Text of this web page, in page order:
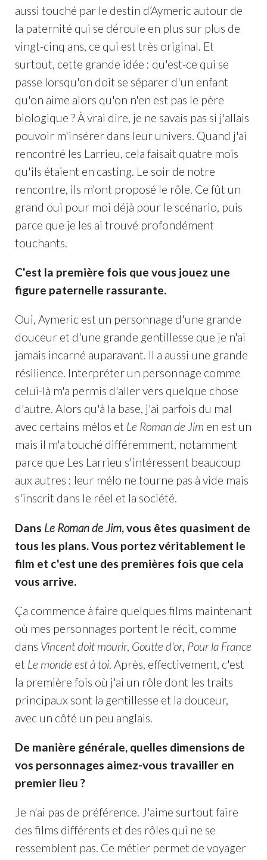
aussi touché par le destin d’Aymeric autour de
la paternité qui se déroule en plus sur plus de
vingt-cinq ans, ce qui est très original. Et
surtout, cette grande idée : qu'est-ce qui se
passe lorsqu'on doit se séparer d'un enfant
qu'on aime alors qu'on n'en est pas le père
biologique ? À vrai dire, je ne savais pas si j'allais
pouvoir m'insérer dans leur univers. Quand j'ai
rencontré les Larrieu, cela faisait quatre mois
qu'ils étaient en casting. Le soir de notre
rencontre, ils m'ont proposé le rôle. Ce fût un
grand oui pour moi déjà pour le scénario, puis
parce que je les ai trouvé profondément
touchants.
C'est la première fois que vous jouez une
figure paternelle rassurante.
Oui, Aymeric est un personnage d'une grande
douceur et d'une grande gentillesse que je n'ai
jamais incarné auparavant. Il a aussi une grande
résilience. Interpréter un personnage comme
celui-là m'a permis d'aller vers quelque chose
d'autre. Alors qu'à la base, j'ai parfois du mal
avec certains mélos et Le Roman de Jim en est un
mais il m'a touché différemment, notamment
parce que Les Larrieu s'intéressent beaucoup
aux autres : leur mélo ne tourne pas à vide mais
s'inscrit dans le réel et la société.
Dans Le Roman de Jim, vous êtes quasiment de
tous les plans. Vous portez véritablement le
film et c'est une des premières fois que cela
vous arrive.
Ça commence à faire quelques films maintenant
où mes personnages portent le récit, comme
dans Vincent doit mourir, Goutte d'or, Pour la France
et Le monde est à toi. Après, effectivement, c'est
la première fois où j'ai un rôle dont les traits
principaux sont la gentillesse et la douceur,
avec un côté un peu anglais.
De manière générale, quelles dimensions de
vos personnages aimez-vous travailler en
premier lieu ?
Je n'ai pas de préférence. J'aime surtout faire
des films différents et des rôles qui ne se
ressemblent pas. Ce métier permet de voyager